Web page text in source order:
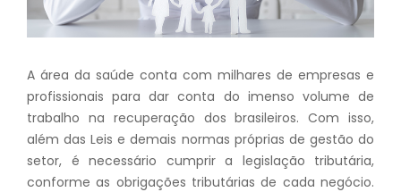
A área da saúde conta com milhares de empresas e
profissionais para dar conta do imenso volume de
trabalho na recuperação dos brasileiros. Com isso,
além das Leis e demais normas próprias de gestão do
setor, é necessário cumprir a legislação tributária,
conforme as obrigações tributárias de cada negócio.